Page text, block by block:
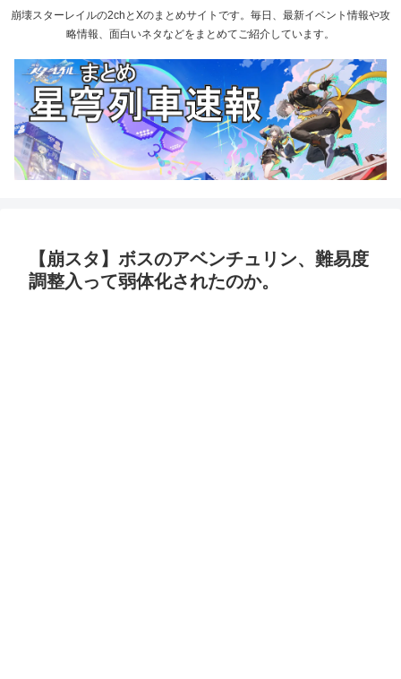
崩壊スターレイルの2chとXのまとめサイトです。毎日、最新イベント情報や攻
略情報、面白いネタなどをまとめてご紹介しています。
【崩スタ】ボスのアベンチュリン、難易度
調整入って弱体化されたのか。